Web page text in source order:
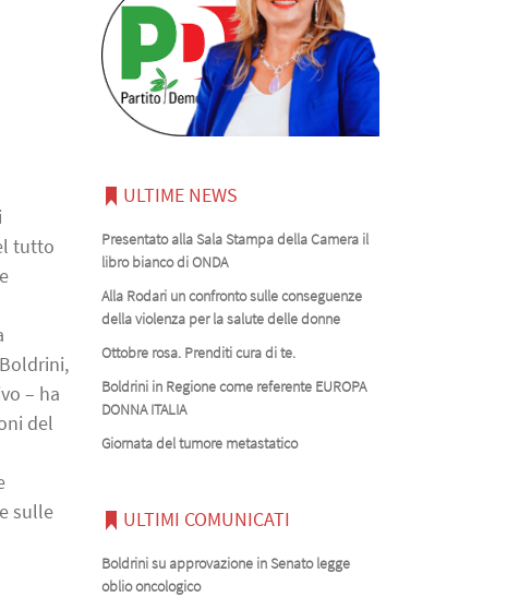
tutto
– ha
del
sulle
ULTIME NEWS
Presentato alla Sala Stampa della Camera il
libro bianco di ONDA
Alla Rodari un confronto sulle conseguenze
della violenza per la salute delle donne
Ottobre rosa. Prenditi cura di te.
Boldrini in Regione come referente EUROPA
DONNA ITALIA
Giornata del tumore metastatico
ULTIMI COMUNICATI
Boldrini su approvazione in Senato legge
oblio oncologico